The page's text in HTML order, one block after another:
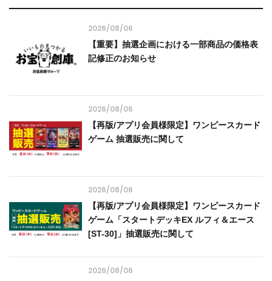
2026/08/06
【重要】抽選企画における一部商品の価格表
記修正のお知らせ
2026/08/06
【再版/アプリ会員様限定】ワンピースカード
ゲーム 抽選販売に関して
2026/08/06
【再版/アプリ会員様限定】ワンピースカード
ゲーム「スタートデッキEX ルフィ＆エース
[ST-30]」抽選販売に関して
2026/08/06